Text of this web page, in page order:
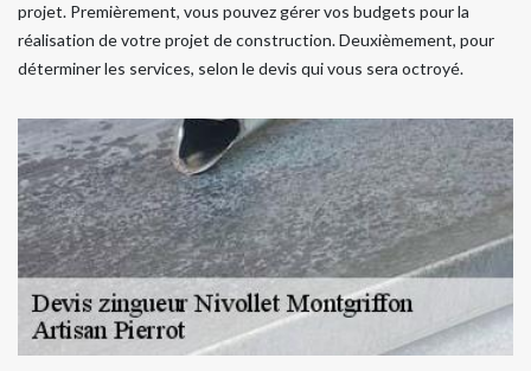
projet. Premièrement, vous pouvez gérer vos budgets pour la
réalisation de votre projet de construction. Deuxièmement, pour
déterminer les services, selon le devis qui vous sera octroyé.